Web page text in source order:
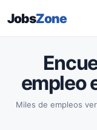
JobsZone
empleo
Miles de empleos